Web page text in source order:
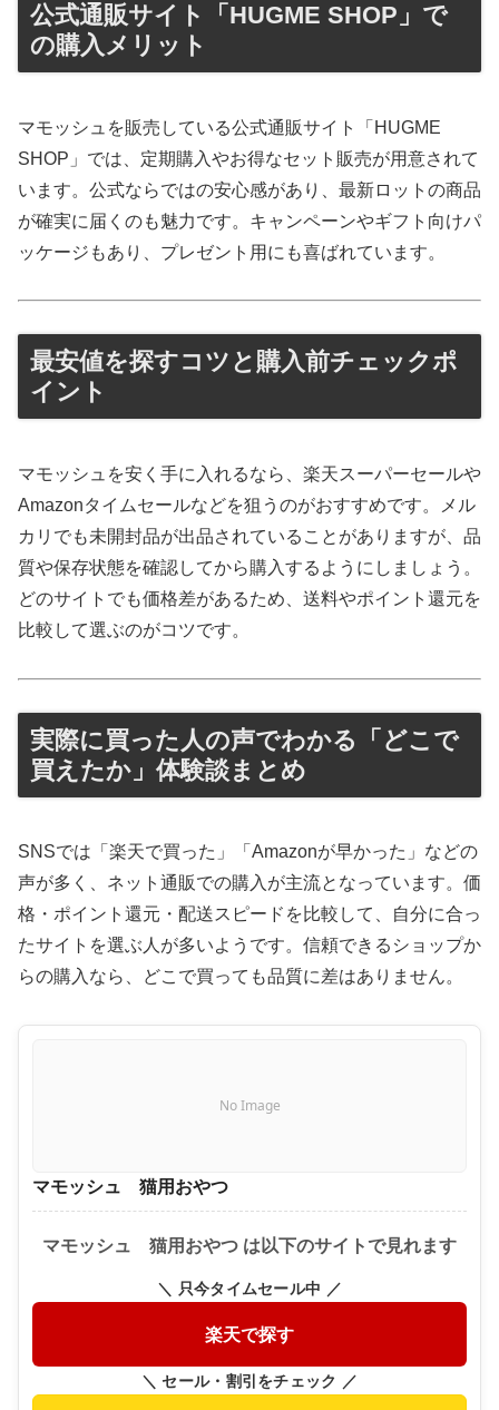
公式通販サイト「HUGME SHOP」で
の購入メリット
マモッシュを販売している公式通販サイト「HUGME
SHOP」では、定期購入やお得なセット販売が用意されて
います。公式ならではの安心感があり、最新ロットの商品
が確実に届くのも魅力です。キャンペーンやギフト向けパ
ッケージもあり、プレゼント用にも喜ばれています。
最安値を探すコツと購入前チェックポ
イント
マモッシュを安く手に入れるなら、楽天スーパーセールや
Amazonタイムセールなどを狙うのがおすすめです。メル
カリでも未開封品が出品されていることがありますが、品
質や保存状態を確認してから購入するようにしましょう。
どのサイトでも価格差があるため、送料やポイント還元を
比較して選ぶのがコツです。
実際に買った人の声でわかる「どこで
買えたか」体験談まとめ
SNSでは「楽天で買った」「Amazonが早かった」などの
声が多く、ネット通販での購入が主流となっています。価
格・ポイント還元・配送スピードを比較して、自分に合っ
たサイトを選ぶ人が多いようです。信頼できるショップか
らの購入なら、どこで買っても品質に差はありません。
No Image
マモッシュ 猫用おやつ
マモッシュ 猫用おやつ は以下のサイトで見れます
＼ 只今タイムセール中 ／
楽天で探す
＼ セール・割引をチェック ／